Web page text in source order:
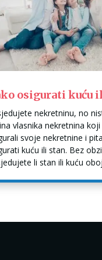
osigurati kuću
nekretninu, no
vlasnika nekretnina koji
svoje nekretnine i
kuću ili stan. Bez
li stan ili kuću